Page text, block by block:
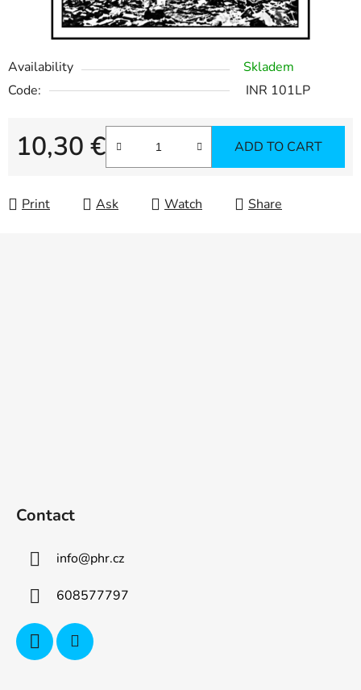
Availability
Skladem
Code:
INR 101LP
10,30 € ADD TO CART
Print Ask Watch Share
Contact
info@phr.cz
608577797